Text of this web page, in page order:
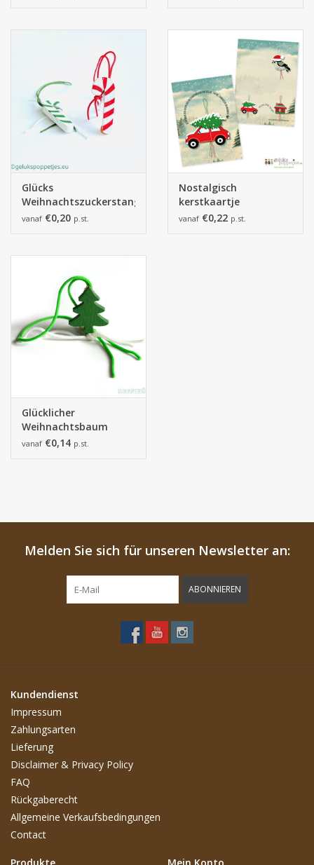
Glücks
Weihnachtszuckerstange
vanaf €0,20 p.st.
Nostalgisch
kerstkaartje
vanaf €0,22 p.st.
Glücklicher
Weihnachtsbaum
vanaf €0,14 p.st.
Melden Sie sich für unseren Newsletter an:
ABONNIEREN
Kundendienst
Impressum
Zahlungsarten
Lieferung
Disclaimer & Privacy Policy
FAQ
Rückgaberecht
Allgemeine Verkaufsbedingungen
Contact